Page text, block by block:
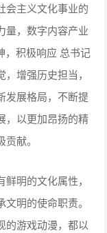
会主义文化事业的
量，数字内容产业
，积极响应 总书记
增强历史担当，
发展格局，不断提
，以更加昂扬的精
献。
明的文化属性，
明的使命职责。
的游戏动漫，都以